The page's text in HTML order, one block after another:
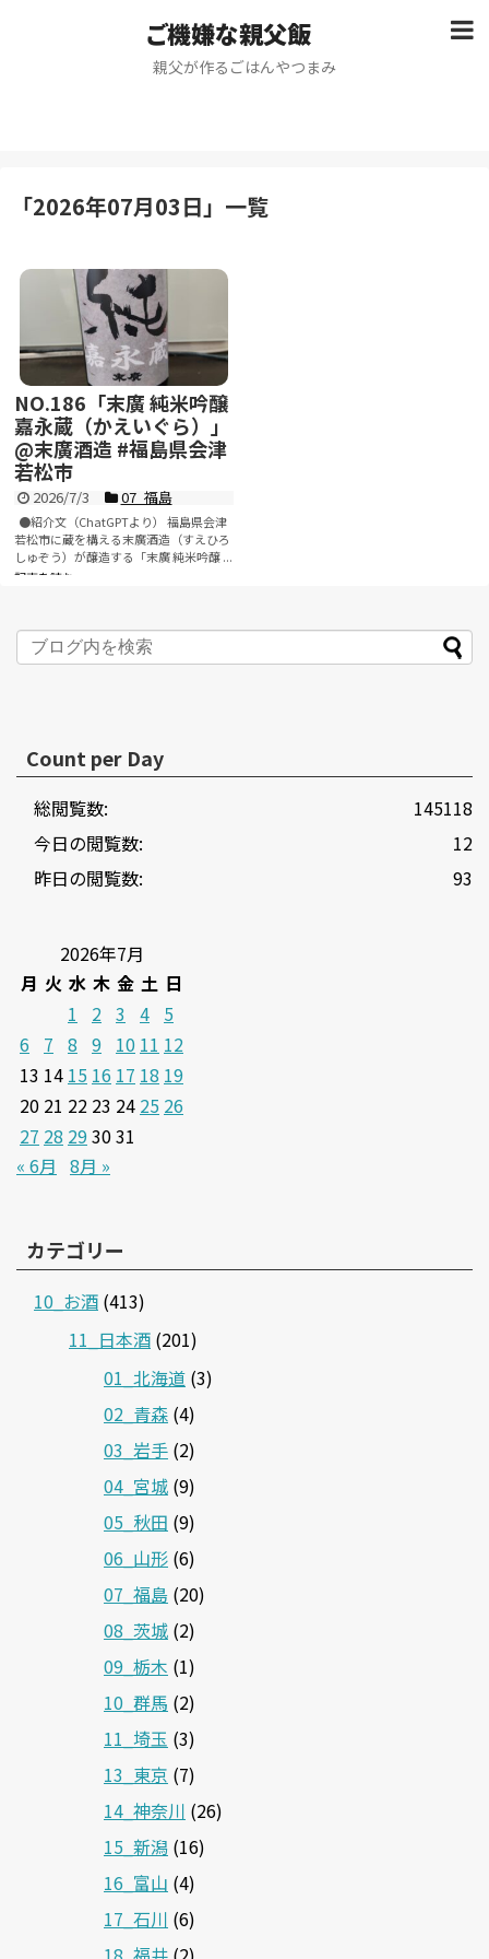
ご機嫌な親父飯
親父が作るごはんやつまみ
「2026年07月03日」 一覧
NO.186「末廣 純米吟醸
嘉永蔵（かえいぐら）」
@末廣酒造 #福島県会津
若松市
2026/7/3 07_福島
●紹介文（ChatGPTより） 福島県会津
若松市に蔵を構える末廣酒造（すえひろ
しゅぞう）が醸造する「末廣 純米吟醸 ...
記事を読む
Count per Day
145118
総閲覧数:
12
今日の閲覧数:
93
昨日の閲覧数:
2026年7月
月 火 水 木 金 土 日
1
2 3 4 5
6
7 8 9 10 11 12
13 14 15 16 17 18 19
20 21 22 23 24 25 26
27 28 293031
« 6月 8月 »
カテゴリー
10_お酒 (413)
11_日本酒 (201)
01_北海道 (3)
02_青森 (4)
03_岩手 (2)
04_宮城 (9)
05_秋田 (9)
06_山形 (6)
07_福島 (20)
08_茨城 (2)
09_栃木 (1)
10_群馬 (2)
11_埼玉 (3)
13_東京 (7)
14_神奈川 (26)
15_新潟 (16)
16_富山 (4)
17_石川 (6)